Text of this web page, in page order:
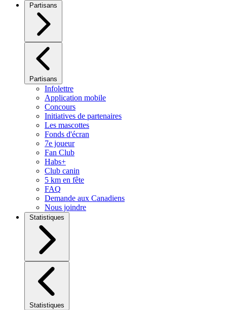
Partisans
Partisans
Infolettre
Application mobile
Concours
Initiatives de partenaires
Les mascottes
Fonds d'écran
7e joueur
Fan Club
Habs+
Club canin
5 km en fête
FAQ
Demande aux Canadiens
Nous joindre
Statistiques
Statistiques